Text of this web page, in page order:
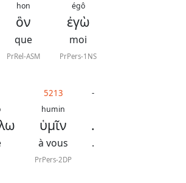
hon
ὃν
que
PrRel-ASM
égô
ἐγὼ
moi
PrPers-1NS
5213
humin
ὑμῖν
à vous
PrPers-2DP
-
.
.